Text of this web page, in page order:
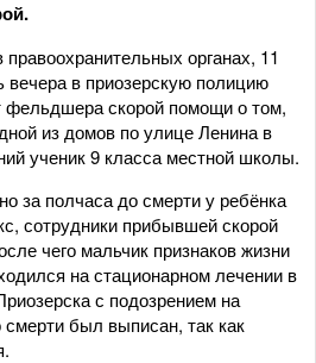
органах, 11
вечера в приозерскую полицию
фельдшера скорой помощи о том,
из домов по улице Ленина в
ученик 9 класса местной школы.
за полчаса до смерти у ребёнка
сотрудники прибывшей скорой
чего мальчик признаков жизни
на стационарном лечении в
с подозрением на
смерти был выписан, так как